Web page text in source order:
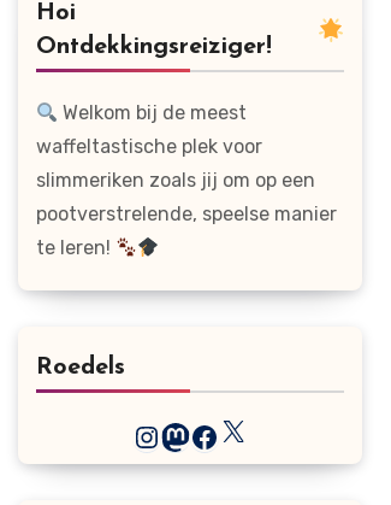
Hoi
Ontdekkingsreiziger!
Welkom bij de meest
waffeltastische plek voor
slimmeriken zoals jij om op een
pootverstrelende, speelse manier
te leren!
Roedels
Instagram
Mastodon
Facebook
X